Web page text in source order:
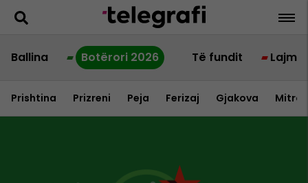
Ballina Botërori 2026 Të fundit Lajme
Prishtina Prizreni Peja Ferizaj Gjakova